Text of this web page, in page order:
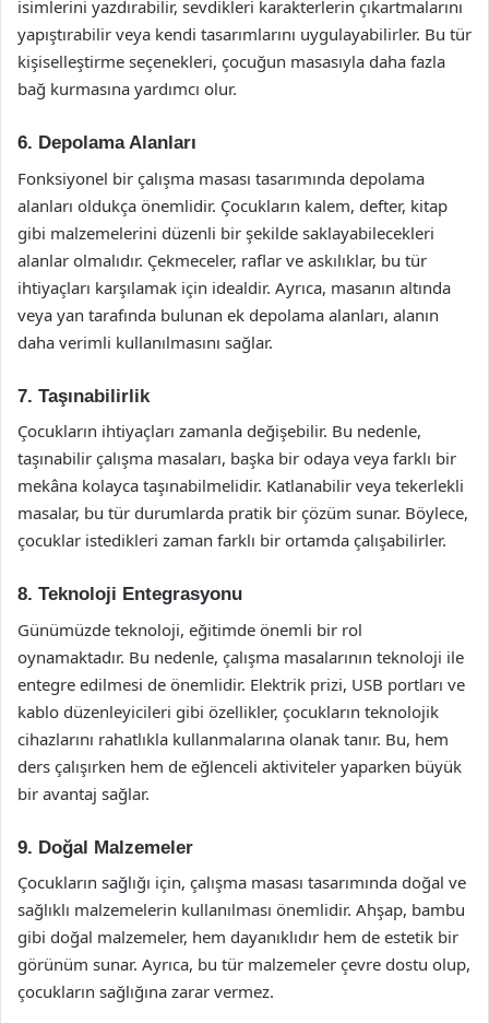
isimlerini yazdırabilir, sevdikleri karakterlerin çıkartmalarını
yapıştırabilir veya kendi tasarımlarını uygulayabilirler. Bu tür
kişiselleştirme seçenekleri, çocuğun masasıyla daha fazla
bağ kurmasına yardımcı olur.
6. Depolama Alanları
Fonksiyonel bir çalışma masası tasarımında depolama
alanları oldukça önemlidir. Çocukların kalem, defter, kitap
gibi malzemelerini düzenli bir şekilde saklayabilecekleri
alanlar olmalıdır. Çekmeceler, raflar ve askılıklar, bu tür
ihtiyaçları karşılamak için idealdir. Ayrıca, masanın altında
veya yan tarafında bulunan ek depolama alanları, alanın
daha verimli kullanılmasını sağlar.
7. Taşınabilirlik
Çocukların ihtiyaçları zamanla değişebilir. Bu nedenle,
taşınabilir çalışma masaları, başka bir odaya veya farklı bir
mekâna kolayca taşınabilmelidir. Katlanabilir veya tekerlekli
masalar, bu tür durumlarda pratik bir çözüm sunar. Böylece,
çocuklar istedikleri zaman farklı bir ortamda çalışabilirler.
8. Teknoloji Entegrasyonu
Günümüzde teknoloji, eğitimde önemli bir rol
oynamaktadır. Bu nedenle, çalışma masalarının teknoloji ile
entegre edilmesi de önemlidir. Elektrik prizi, USB portları ve
kablo düzenleyicileri gibi özellikler, çocukların teknolojik
cihazlarını rahatlıkla kullanmalarına olanak tanır. Bu, hem
ders çalışırken hem de eğlenceli aktiviteler yaparken büyük
bir avantaj sağlar.
9. Doğal Malzemeler
Çocukların sağlığı için, çalışma masası tasarımında doğal ve
sağlıklı malzemelerin kullanılması önemlidir. Ahşap, bambu
gibi doğal malzemeler, hem dayanıklıdır hem de estetik bir
görünüm sunar. Ayrıca, bu tür malzemeler çevre dostu olup,
çocukların sağlığına zarar vermez.